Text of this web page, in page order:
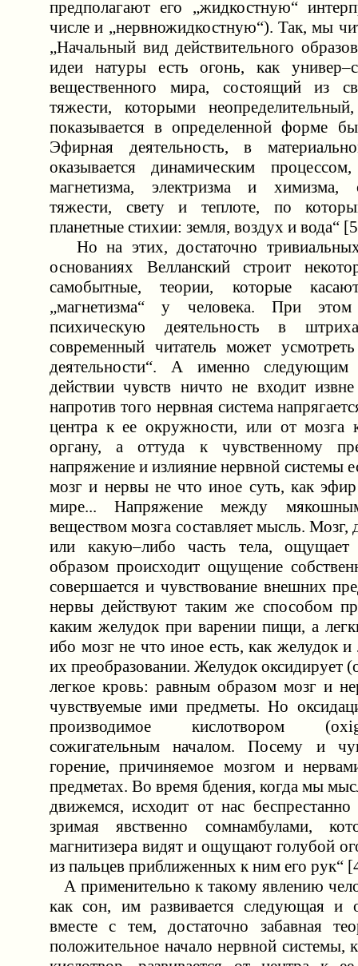
предполагают его „жидкостную“
числе и „нервножидкостную“). Так, мы
„Начальный вид действительного
идеи натуры есть огонь, как
вещественного мира, состоящий из
тяжести, которыми
показывается в определенной форме
Эфирная деятельность, в
оказывается динамическим
магнетизма, электризма и химизма,
тяжести, свету и теплоте, по
планетные стихии: земля, воздух и вода“
Но на этих, достаточно
основаниях Велланский строит
самобытные, теории, которые
„магнетизма“ у человека. При
психическую деятельность в
современный читатель может
деятельности“. А именно
действии чувств ничто не входит
напротив того нервная система
центра к ее окружности, или от мозга
органу, а оттуда к чувственному
напряжение и излияние нервной системы
мозг и нервы не что иное суть, как
мире... Напряжение между
веществом мозга составляет мысль. Мозг,
или какую–либо часть тела,
образом происходит ощущение
совершается и чувствование внешних
нервы действуют таким же способом
каким желудок при варении пищи, а
ибо мозг не что иное есть, как желудок
их преобразовании. Желудок оксидирует
легкое кровь: равным образом мозг и
чувствуемые ими предметы. Но
производимое кислотвором
сожигательным началом. Посему и
горение, причиняемое мозгом и
предметах. Во время бдения, когда мы
движемся, исходит от нас беспрестанно
зримая явственно сомнамбулами,
магнитизера видят и ощущают голубой
из пальцев приближенных к ним его рук“
А применительно к такому явлению
как сон, им развивается следующая и
вместе с тем, достаточно забавная
положительное начало нервной системы,